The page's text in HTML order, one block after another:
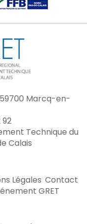
Marcq-en-
92
Technique du
Calais
Légales Contact
GRET